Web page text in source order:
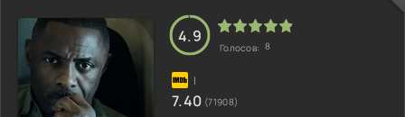
4.9
Голосов: 8
7.40 (71908)